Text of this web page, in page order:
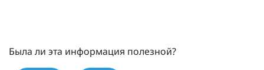
Была ли эта информация полезной?